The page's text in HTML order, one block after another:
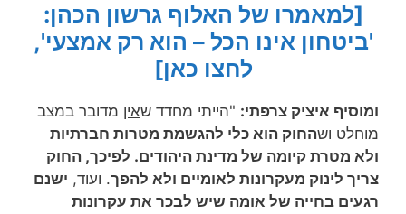
[למאמרו של האלוף גרשון הכהן:
'ביטחון אינו הכל – הוא רק אמצעי',
לחצו כאן]
ומוסיף איציק צרפתי: "הייתי מחדד שאין מדובר במצב
מוחלט ושהחוק הוא כלי להגשמת מטרות חברתיות
ולא מטרת קיומה של מדינת היהודים. לפיכך, החוק
צריך לינוק מעקרונות לאומיים ולא להפך. ועוד, ישנם
רגעים בחייה של אומה שיש לבכר את עקרונות